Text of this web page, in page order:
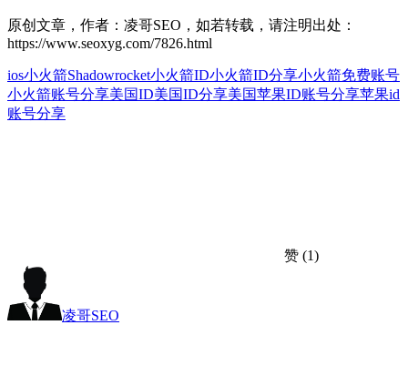
原创文章，作者：凌哥SEO，如若转载，请注明出处：
https://www.seoxyg.com/7826.html
ios小火箭Shadowrocket小火箭ID小火箭ID分享小火箭免费账号
小火箭账号分享美国ID美国ID分享美国苹果ID账号分享苹果id
账号分享
赞 (1)
凌哥SEO